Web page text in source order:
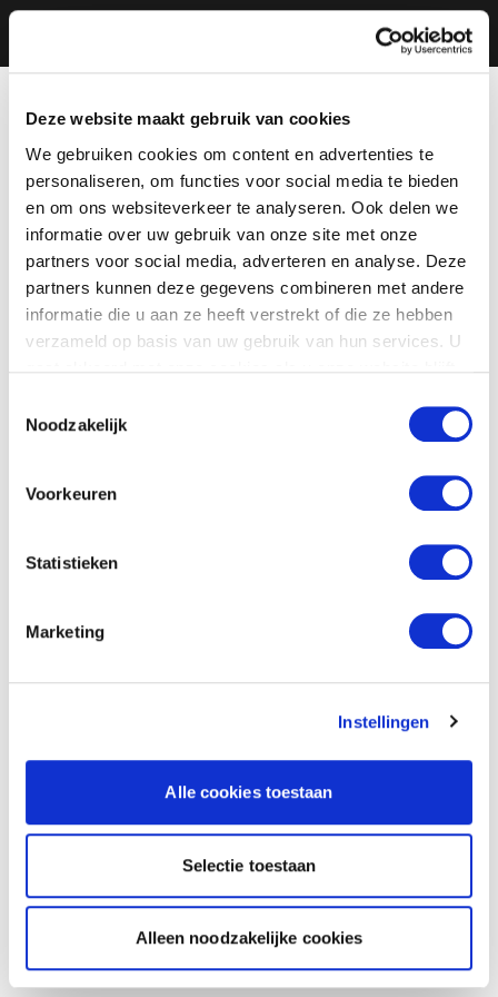
Deze website maakt gebruik van cookies
We gebruiken cookies om content en advertenties te
personaliseren, om functies voor social media te bieden
en om ons websiteverkeer te analyseren. Ook delen we
informatie over uw gebruik van onze site met onze
partners voor social media, adverteren en analyse. Deze
partners kunnen deze gegevens combineren met andere
informatie die u aan ze heeft verstrekt of die ze hebben
verzameld op basis van uw gebruik van hun services. U
Noodzakelijk
Voorkeuren
Statistieken
Marketing
Instellingen
Alle cookies toestaan
Selectie toestaan
Alleen noodzakelijke cookies